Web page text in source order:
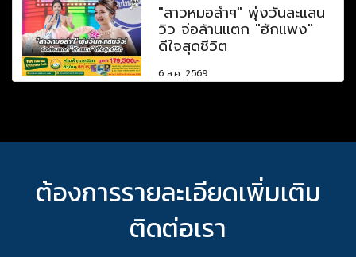
"สาวหมอลำฯ" พุ่งวันละแสน
วิว จ่อล้านแตก "ฮักแพง"
ดีใจสุดชีวิต
6 ส.ค. 2569
ต้องการรายละเอียดเพิ่มเติม
ติดต่อเรา